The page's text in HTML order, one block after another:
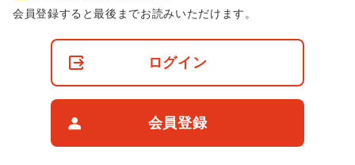
非
会員登録すると最後までお読みいただけます。
ログイン
会員登録